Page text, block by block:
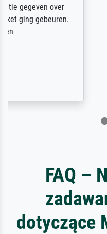
unser letzter
Dank!
FAQ –
dotyczące